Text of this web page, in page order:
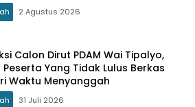
2 Agustus 2026
Calon Dirut PDAM Wai Tipalyo,
Peserta Yang Tidak Lulus Berkas
Waktu Menyanggah
31 Juli 2026